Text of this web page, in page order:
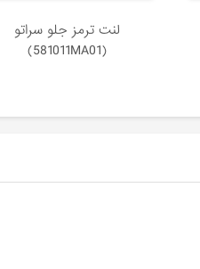
لنت ترمز جلو سراتو
(581011MA01)